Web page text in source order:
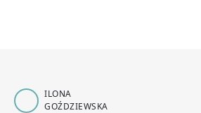
ILONA
GOŹDZIEWSKA